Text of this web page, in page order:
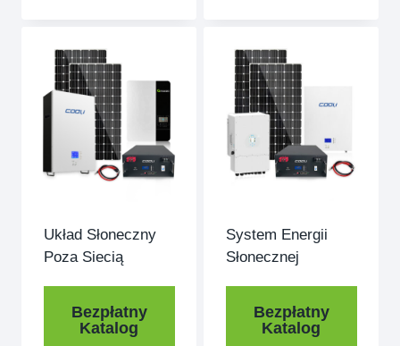
Układ Słoneczny
Poza Siecią
Bezpłatny
Katalog
System Energii
Słonecznej
Bezpłatny
Katalog